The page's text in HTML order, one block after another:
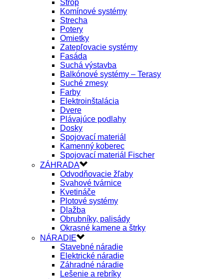
Strop
Komínové systémy
Strecha
Potery
Omietky
Zatepľovacie systémy
Fasáda
Suchá výstavba
Balkónové systémy – Terasy
Suché zmesy
Farby
Elektroinštalácia
Dvere
Plávajúce podlahy
Dosky
Spojovací materiál
Kamenný koberec
Spojovací materiál Fischer
ZÁHRADA
Odvodňovacie žľaby
Svahové tvárnice
Kvetináče
Plotové systémy
Dlažba
Obrubníky, palisády
Okrasné kamene a štrky
NÁRADIE
Stavebné náradie
Elektrické náradie
Záhradné náradie
Lešenie a rebríky